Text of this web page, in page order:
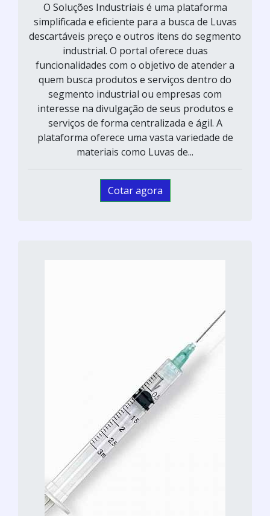
O Soluções Industriais é uma plataforma
simplificada e eficiente para a busca de Luvas
descartáveis preço e outros itens do segmento
industrial. O portal oferece duas
funcionalidades com o objetivo de atender a
quem busca produtos e serviços dentro do
segmento industrial ou empresas com
interesse na divulgação de seus produtos e
serviços de forma centralizada e ágil. A
plataforma oferece uma vasta variedade de
materiais como Luvas de...
Cotar agora